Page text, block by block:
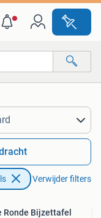
Verwijder filters
Bijzettafel